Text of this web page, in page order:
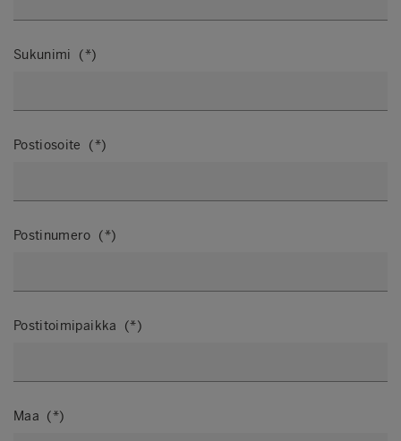
Sukunimi
Postiosoite
Postinumero
Postitoimipaikka
Maa